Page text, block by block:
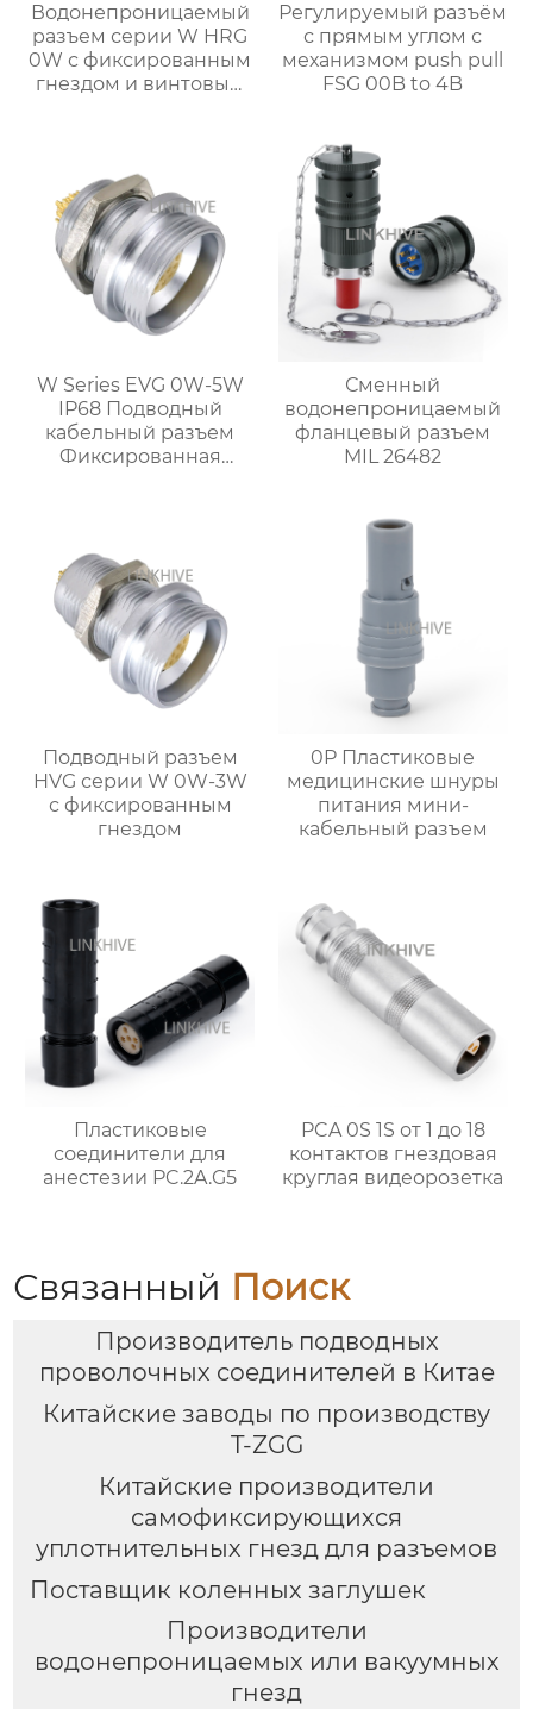
Водонепроницаемый
разъем серии W HRG
0W с фиксированным
гнездом и винтовым
Регулируемый разъём
с прямым углом с
механизмом push pull
FSG 00B to 4B
W Series EVG 0W-5W
IP68 Подводный
кабельный разъем
Фиксированная
Сменный
водонепроницаемый
фланцевый разъем
MIL 26482
Подводный разъем
HVG серии W 0W-3W
с фиксированным
гнездом
0P Пластиковые
медицинские шнуры
питания мини-
кабельный разъем
Пластиковые
соединители для
анестезии PC.2A.G5
PCA 0S 1S от 1 до 18
контактов гнездовая
круглая видеорозетка
Связанный Поиск
Производитель подводных
проволочных соединителей в Китае
Китайские заводы по производству
T-ZGG
Китайские производители
самофиксирующихся
уплотнительных гнезд для разъемов
Поставщик коленных заглушек
Производители
водонепроницаемых или вакуумных
гнезд